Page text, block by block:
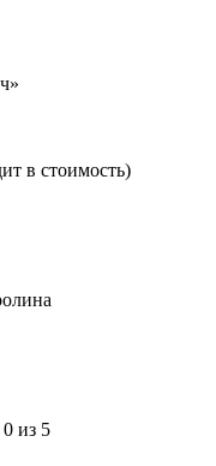
в стоимость)
из 5